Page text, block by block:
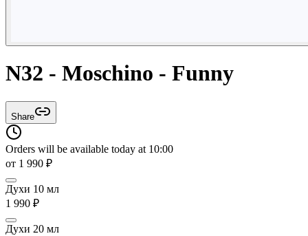
N32 - Moschino - Funny
Share
Orders will be available today at 10:00
от 1 990 ₽
Духи 10 мл
1 990 ₽
Духи 20 мл